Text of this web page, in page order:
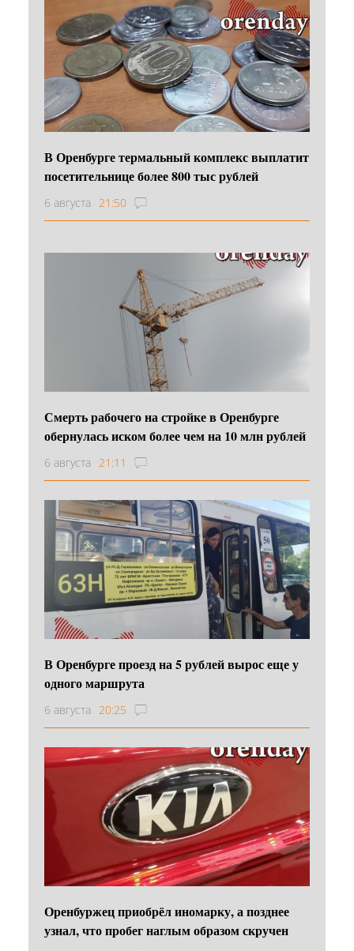
В Оренбурге термальный комплекс выплатит
посетительнице более 800 тыс рублей
6 августа 21:50
Смерть рабочего на стройке в Оренбурге
обернулась иском более чем на 10 млн рублей
6 августа 21:11
В Оренбурге проезд на 5 рублей вырос еще у
одного маршрута
6 августа 20:25
Оренбуржец приобрёл иномарку, а позднее
узнал, что пробег наглым образом скручен